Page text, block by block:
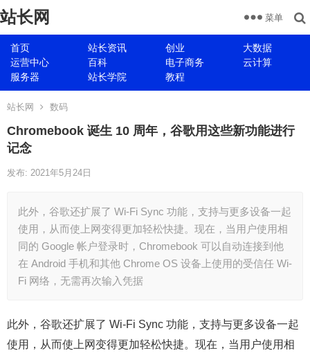
站长网
首页 站长资讯 创业
大数据
运营中心
百科 电子商务
云计算
服务器
站长学院 教程
菜单
站长网 数码
Chromebook 诞生 10 周年，谷歌用这些新功能进行
记念
发布: 2021年5月24日
此外，谷歌还扩展了 Wi-Fi Sync 功能，支持与更多设备一起
使用，从而使上网变得更加轻松快捷。现在，当用户使用相
同的 Google 帐户登录时，Chromebook 可以自动连接到他
在 Android 手机和其他 Chrome OS 设备上使用的受信任 Wi-
Fi 网络，无需再次输入凭据
此外，谷歌还扩展了 Wi-Fi Sync 功能，支持与更多设备一起
使用，从而使上网变得更加轻松快捷。现在，当用户使用相